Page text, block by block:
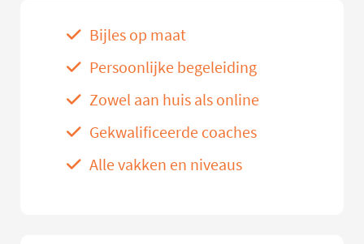
Bijles op maat
Persoonlijke begeleiding
Zowel aan huis als online
Gekwalificeerde coaches
Alle vakken en niveaus